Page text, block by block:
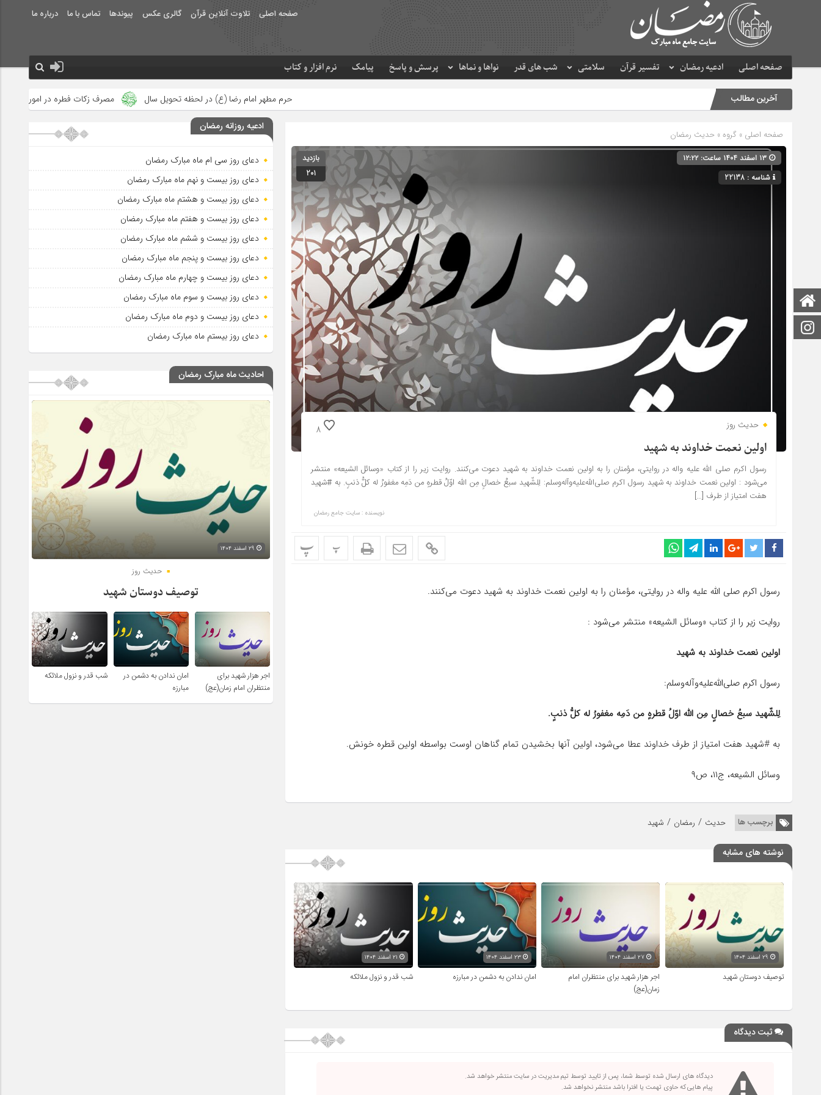
صفحه اصلی تلاوت آنلاین قرآن گالری عکس پیوندها تماس با ما درباره ما
صفحه اصلی ادعیه رمضان تفسیر قرآن سلامتی شب های قدر نواها و نماها پرسش و پاسخ پیامک نرم افزار و کتاب
آخرین مطالب حرم مطهر امام رضا (ع) در لحظه تحویل سال مصرف زکات فطره در امور فرهنگی جلوه‌های
صفحه اصلی » گروه » حدیث رمضان
شناسه : 22138
بازدید
201
8 حدیث روز
اولین نعمت خداوند به شهید
رسول اکرم صلی الله علیه واله در روایتی، مؤمنان را به اولین نعمت خداوند به شهید دعوت می‌کنند. روایت زیر را از کتاب «وسائل الشیعه» منتشر
می‌شود : اولین نعمت خداوند به شهید رسول اکرم صلی‌الله‌علیه‌وآله‌وسلم: لِلشّهید سبعُ خصالٍ مِن الله اوّلُ قطرهٍ من دَمِه مغفورُ له کلُّ ذنبٍ. به #شهید
هفت امتیاز از طرف […]
نویسنده : سایت جامع رمضان
پ پ
رسول اکرم صلی الله علیه واله در روایتی، مؤمنان را به اولین نعمت خداوند به شهید دعوت می‌کنند.
روایت زیر را از کتاب «وسائل الشیعه» منتشر می‌شود :
اولین نعمت خداوند به شهید
رسول اکرم صلی‌الله‌علیه‌وآله‌وسلم:
لِلشّهید سبعُ خصالٍ مِن الله اوّلُ قطرهٍ من دَمِه مغفورُ له کلُّ ذنبٍ.
به #شهید هفت امتیاز از طرف خداوند عطا می‌شود، اولین آنها بخشیدن تمام گناهان اوست بواسطه اولین قطره خونش.
وسائل الشیعه، ج۱۱، ص۹
برچسب ها حدیث / رمضان / شهید
نوشته های مشابه
توصیف دوستان شهید
۲۷ اسفند ۱۴۰۴
اجر هزار شهید برای منتظران امام
زمان(عج)
۲۳ اسفند ۱۴۰۴
امان ندادن به دشمن در مبارزه شب قدر و نزول ملائکه
ثبت دیدگاه
دیدگاه های ارسال شده توسط شما، پس از تایید توسط تیم مدیریت در سایت منتشر خواهد شد.
پیام هایی که حاوی تهمت یا افترا باشد منتشر نخواهد شد.
ادعیه روزانه رمضان
دعای روز سی ام ماه مبارک رمضان
دعای روز بیست و نهم ماه مبارک رمضان
دعای روز بیست و هشتم ماه مبارک رمضان
دعای روز بیست و هفتم ماه مبارک رمضان
دعای روز بیست و ششم ماه مبارک رمضان
دعای روز بیست و پنجم ماه مبارک رمضان
دعای روز بیست و چهارم ماه مبارک رمضان
دعای روز بیست و سوم ماه مبارک رمضان
دعای روز بیست و دوم ماه مبارک رمضان
دعای روز بیستم ماه مبارک رمضان
احادیث ماه مبارک رمضان
حدیث روز
توصیف دوستان شهید
اجر هزار شهید برای
منتظران امام زمان(عج)
امان ندادن به دشمن در
مبارزه
شب قدر و نزول ملائکه